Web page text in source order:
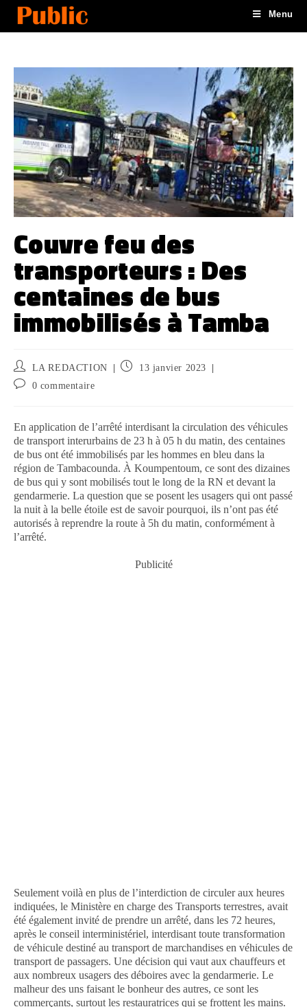
Menu
Couvre feu des
transporteurs : Des
centaines de bus
immobilisés à Tamba
LA REDACTION
13 janvier 2023
0 commentaire
En application de l’arrêté interdisant la circulation des véhicules
de transport interurbains de 23 h à 05 h du matin, des centaines
de bus ont été immobilisés par les hommes en bleu dans la
région de Tambacounda. À Koumpentoum, ce sont des dizaines
de bus qui y sont mobilisés tout le long de la RN et devant la
gendarmerie. La question que se posent les usagers qui ont passé
la nuit à la belle étoile est de savoir pourquoi, ils n’ont pas été
autorisés à reprendre la route à 5h du matin, conformément à
l’arrêté.
Publicité
Seulement voilà en plus de l’interdiction de circuler aux heures
indiquées, le Ministère en charge des Transports terrestres, avait
été également invité de prendre un arrêté, dans les 72 heures,
après le conseil interministériel, interdisant toute transformation
de véhicule destiné au transport de marchandises en véhicules de
transport de passagers. Une décision qui vaut aux chauffeurs et
aux nombreux usagers des déboires avec la gendarmerie. Le
malheur des uns faisant le bonheur des autres, ce sont les
commerçants, surtout les restauratrices qui se frottent les mains.